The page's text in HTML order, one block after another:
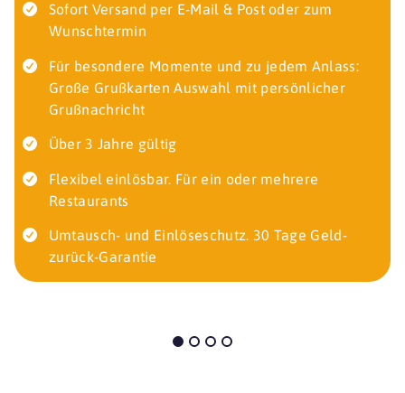
Sofort Versand per E-Mail & Post oder zum
Wunschtermin
Für besondere Momente und zu jedem Anlass:
Große Grußkarten Auswahl mit persönlicher
Grußnachricht
Über 3 Jahre gültig
Flexibel einlösbar. Für ein oder mehrere
Restaurants
Umtausch- und Einlöseschutz. 30 Tage Geld-
zurück-Garantie